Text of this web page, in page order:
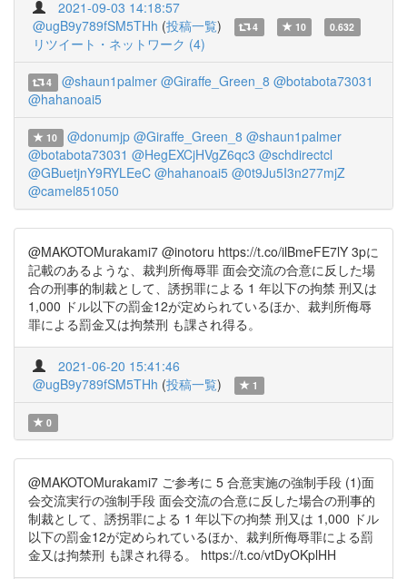
2021-09-03 14:18:57
@ugB9y789fSM5THh (投稿一覧) 4 10 0.632
リツイート・ネットワーク (4)
4 @shaun1palmer @Giraffe_Green_8 @botabota73031
@hahanoai5
10 @donumjp @Giraffe_Green_8 @shaun1palmer
@botabota73031 @HegEXCjHVgZ6qc3 @schdirectcl
@GBuetjnY9RYLEeC @hahanoai5 @0t9Ju5I3n277mjZ
@camel851050
@MAKOTOMurakami7 @inotoru https://t.co/ilBmeFE7lY 3pに
記載のあるような、裁判所侮辱罪 面会交流の合意に反した場
合の刑事的制裁として、誘拐罪による 1 年以下の拘禁 刑又は
1,000 ドル以下の罰金12が定められているほか、裁判所侮辱
罪による罰金又は拘禁刑 も課され得る。
2021-06-20 15:41:46
@ugB9y789fSM5THh (投稿一覧) 1
0
@MAKOTOMurakami7 ご参考に 5 合意実施の強制手段 (1)面
会交流実行の強制手段 面会交流の合意に反した場合の刑事的
制裁として、誘拐罪による 1 年以下の拘禁 刑又は 1,000 ドル
以下の罰金12が定められているほか、裁判所侮辱罪による罰
金又は拘禁刑 も課され得る。 https://t.co/vtDyOKplHH